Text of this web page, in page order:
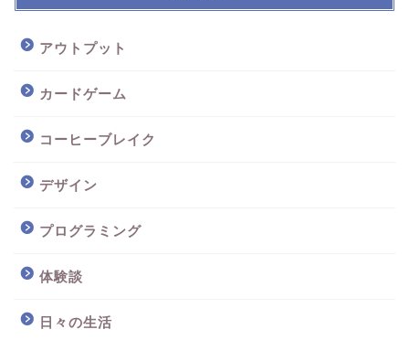
アウトプット
カードゲーム
コーヒーブレイク
デザイン
プログラミング
体験談
日々の生活